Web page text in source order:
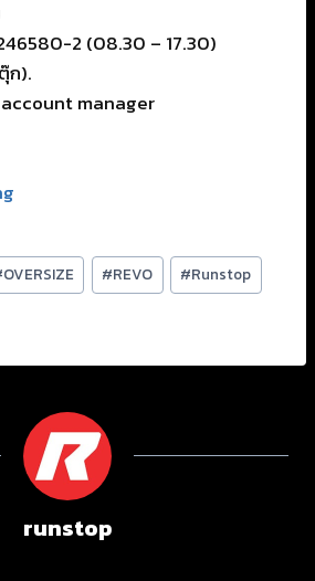
2 (08.30 – 17.30)
ก).
manager
OVERSIZE #REVO #Runstop
runstop